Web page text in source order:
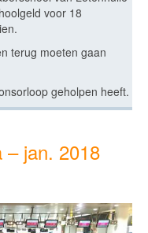
voor 18
terug moeten gaan
geholpen heeft.
– jan. 2018